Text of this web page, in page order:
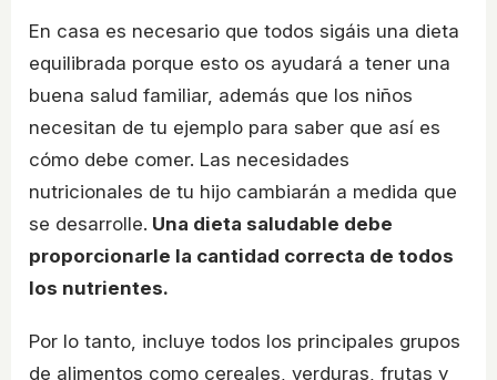
En casa es necesario que todos sigáis una dieta
equilibrada porque esto os ayudará a tener una
buena salud familiar, además que los niños
necesitan de tu ejemplo para saber que así es
cómo debe comer. Las necesidades
nutricionales de tu hijo cambiarán a medida que
se desarrolle. Una dieta saludable debe
proporcionarle la cantidad correcta de todos
los nutrientes.
Por lo tanto, incluye todos los principales grupos
de alimentos como cereales, verduras, frutas y